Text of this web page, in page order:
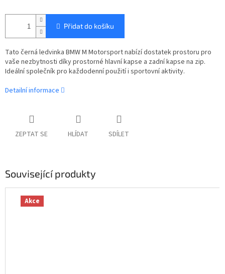
Přidat do košíku
Tato černá ledvinka BMW M Motorsport nabízí dostatek prostoru pro
vaše nezbytnosti díky prostorné hlavní kapse a zadní kapse na zip.
Ideální společník pro každodenní použití i sportovní aktivity.
Detailní informace
ZEPTAT SE HLÍDAT SDÍLET
Související produkty
Akce